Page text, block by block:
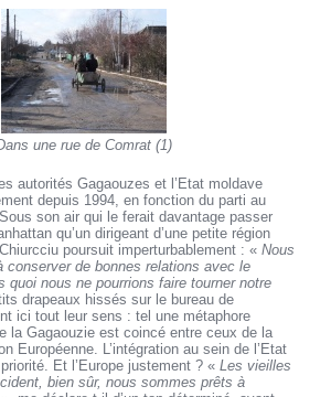
une rue de Comrat (1)
autorités Gagaouzes et l’Etat moldave
depuis 1994, en fonction du parti au
son air qui le ferait davantage passer
qu’un dirigeant d’une petite région
poursuit imperturbablement : «Nous
conserver de bonnes relations avec le
quoi nous ne pourrions faire tourner notre
drapeaux hissés sur le bureau de
ici tout leur sens : tel une métaphore
la Gagaouzie est coincé entre ceux de la
Européenne. L’intégration au sein de l’Etat
Et l’Europe justement ? «Les vieilles
bien sûr, nous sommes prêts à